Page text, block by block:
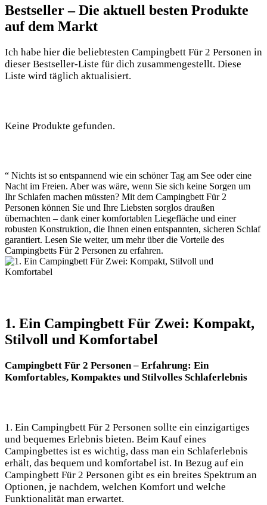
Bestseller – Die aktuell besten Produkte
auf dem Markt
Ich habe hier die beliebtesten Campingbett Für 2 Personen in
dieser Bestseller-Liste für dich zusammengestellt. Diese
Liste wird täglich aktualisiert.
Keine Produkte gefunden.
“ Nichts ist so entspannend wie ein schöner Tag am See oder eine
Nacht im Freien. Aber was wäre, wenn Sie sich keine Sorgen um
Ihr Schlafen machen müssten? Mit dem Campingbett Für 2
Personen können Sie und Ihre Liebsten sorglos draußen
übernachten – dank einer komfortablen Liegefläche und einer
robusten Konstruktion, die Ihnen einen entspannten, sicheren Schlaf
garantiert. Lesen Sie weiter, um mehr über die Vorteile des
Campingbetts Für 2 Personen zu erfahren.
1. Ein Campingbett Für Zwei: Kompakt,
Stilvoll und Komfortabel
Campingbett Für 2 Personen – Erfahrung: Ein
Komfortables, Kompaktes und Stilvolles Schlaferlebnis
1. Ein Campingbett Für 2 Personen sollte ein einzigartiges
und bequemes Erlebnis bieten. Beim Kauf eines
Campingbettes ist es wichtig, dass man ein Schlaferlebnis
erhält, das bequem und komfortabel ist. In Bezug auf ein
Campingbett Für 2 Personen gibt es ein breites Spektrum an
Optionen, je nachdem, welchen Komfort und welche
Funktionalität man erwartet.